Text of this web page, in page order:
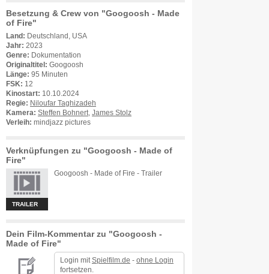
Besetzung & Crew von "Googoosh - Made
of Fire"
Land: Deutschland, USA
Jahr: 2023
Genre: Dokumentation
Originaltitel: Googoosh
Länge: 95 Minuten
FSK: 12
Kinostart: 10.10.2024
Regie: Niloufar Taghizadeh
Kamera: Steffen Bohnert James Stolz
Verleih: mindjazz pictures
Verknüpfungen zu "Googoosh - Made of
Fire"
TRAILER
Googoosh - Made of Fire - Trailer
Dein Film-Kommentar zu "Googoosh -
Made of Fire"
Login mit Spielfilm.de - ohne Login
fortsetzen.